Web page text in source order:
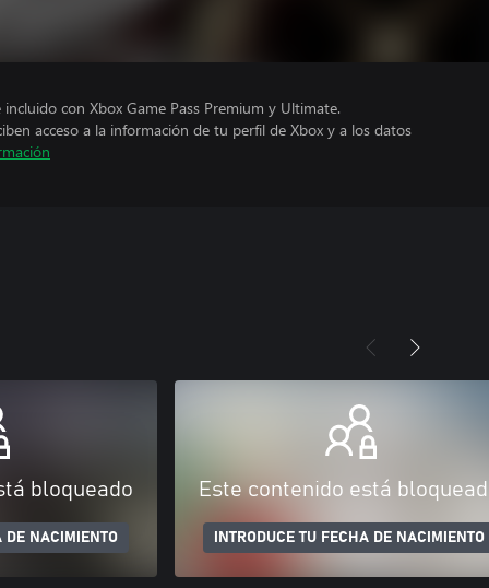
con Xbox Game Pass Premium y Ultimate.
acceso a la información de tu perfil de Xbox y a los datos
bloqueado
DE NACIMIENTO
Este contenido está
INTRODUCE TU FECHA DE NACIMIENTO